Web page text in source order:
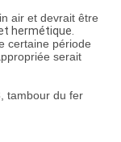
air et devrait être
hermétique.
certaine période
serait
tambour du fer